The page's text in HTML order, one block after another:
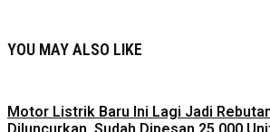
YOU MAY ALSO LIKE
Motor Listrik Baru Ini Lagi Jadi